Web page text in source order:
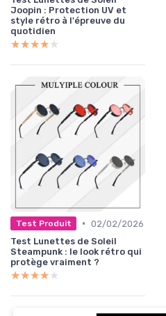
Joopin : Protection UV et
style rétro à l'épreuve du
quotidien
★★★★★
★★★★★
Test Produit • 02/02/2026
Test Lunettes de Soleil
Steampunk : le look rétro qui
protège vraiment ?
★★★★★
★★★★★